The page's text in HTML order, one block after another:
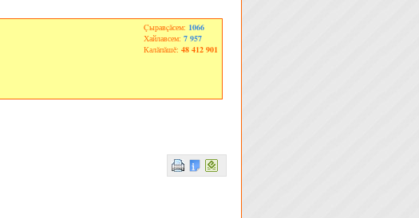
Çыравçăсем: 1066
Хайлавсем: 7 957
Калăпăшĕ: 48 412 901